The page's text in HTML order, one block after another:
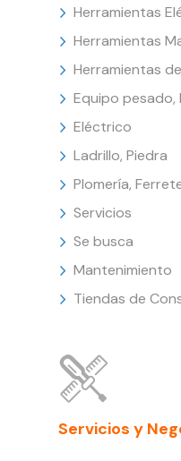
Herramientas
Herramientas
Herramientas
Equipo pesado,
Eléctrico
Ladrillo, Piedra
Plomería,
Servicios
Se busca
Mantenimiento
Tiendas de
Servicios y